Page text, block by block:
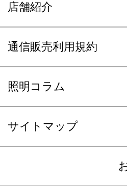
店舗紹介
通信販売利用規約
照明コラム
サイトマップ